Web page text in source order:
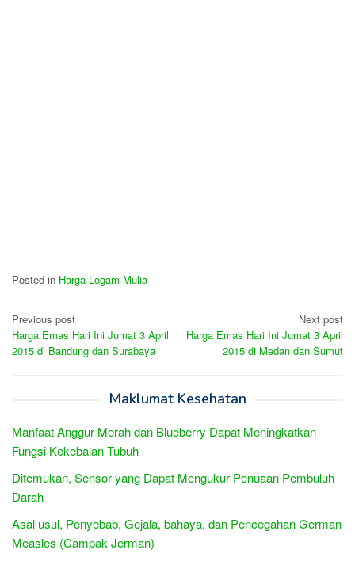
Posted in Harga Logam Mulia
Post
navigation
Previous post
Harga Emas Hari Ini Jumat 3 April
2015 di Bandung dan Surabaya
Next post
Harga Emas Hari Ini Jumat 3 April
2015 di Medan dan Sumut
Maklumat Kesehatan
Manfaat Anggur Merah dan Blueberry Dapat Meningkatkan
Fungsi Kekebalan Tubuh
Ditemukan, Sensor yang Dapat Mengukur Penuaan Pembuluh
Darah
Asal usul, Penyebab, Gejala, bahaya, dan Pencegahan German
Measles (Campak Jerman)